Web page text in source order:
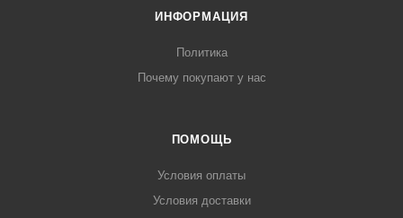
ИНФОРМАЦИЯ
Политика
Почему покупают у нас
ПОМОЩЬ
Условия оплаты
Условия доставки